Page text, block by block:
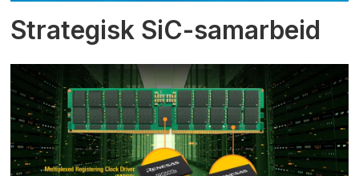
Strategisk SiC-samarbeid